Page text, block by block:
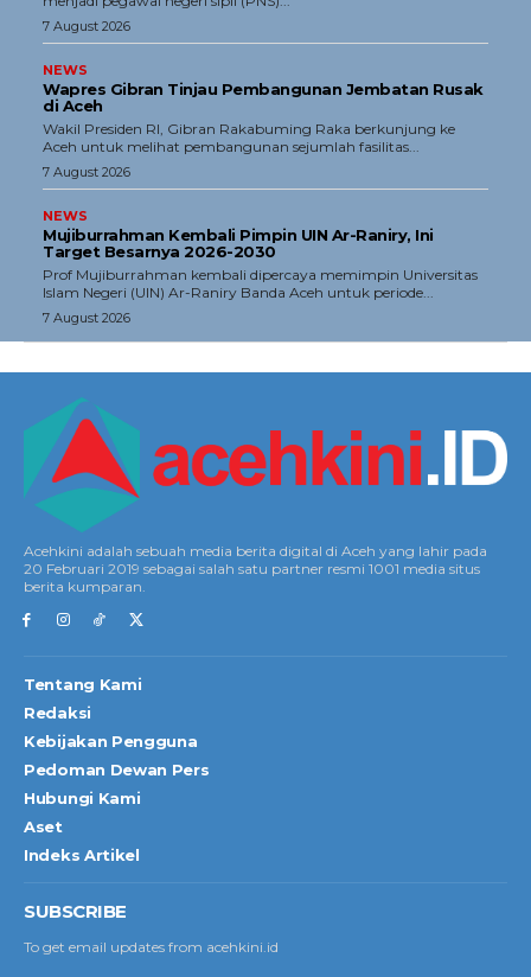
Pedoman Dewan Pers
Hubungi Kami
Aset
Indeks Artikel
7 August 2026
NEWS
Wapres Gibran Tinjau Pembangunan Jembatan Rusak
di Aceh
Wakil Presiden RI, Gibran Rakabuming Raka berkunjung ke
Aceh untuk melihat pembangunan sejumlah fasilitas...
7 August 2026
NEWS
Mujiburrahman Kembali Pimpin UIN Ar-Raniry, Ini
Target Besarnya 2026-2030
Prof Mujiburrahman kembali dipercaya memimpin Universitas
Islam Negeri (UIN) Ar-Raniry Banda Aceh untuk periode...
7 August 2026
Acehkini adalah sebuah media berita digital di Aceh yang lahir pada
20 Februari 2019 sebagai salah satu partner resmi 1001 media situs
berita kumparan.
Tentang Kami
Redaksi
Kebijakan Pengguna
Pedoman Dewan Pers
Hubungi Kami
Aset
Indeks Artikel
SUBSCRIBE
To get email updates from acehkini.id